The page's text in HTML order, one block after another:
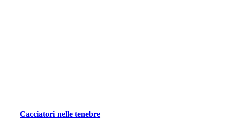
Cacciatori nelle tenebre